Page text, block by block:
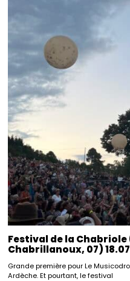
Festival de la
Chabrillanoux, 07) 18.07
Grande première pour Le
Ardèche. Et pourtant, le festival